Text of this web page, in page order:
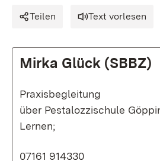
Teilen Text vorlesen
Mirka Glück (SBBZ)
Praxisbegleitung
über Pestalozzischule
Lernen;
07161 914330